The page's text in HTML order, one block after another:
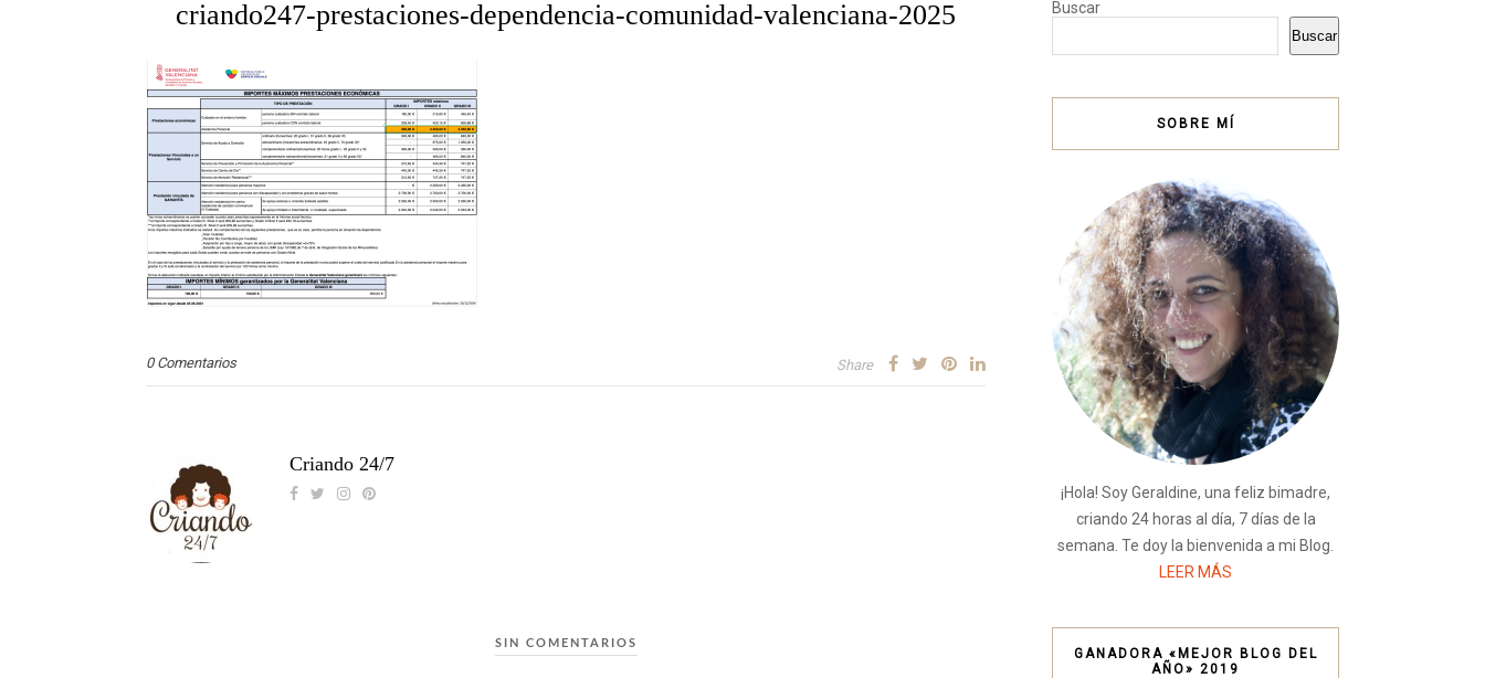
criando247-prestaciones-dependencia-comunidad-valenciana-2025
0 Comentarios Share
Criando 24/7
SIN COMENTARIOS
Buscar
Buscar
SOBRE MÍ
¡Hola! Soy Geraldine, una feliz bimadre,
criando 24 horas al día, 7 días de la
semana. Te doy la bienvenida a mi Blog.
LEER MÁS
GANADORA «MEJOR BLOG DEL
AÑO» 2019